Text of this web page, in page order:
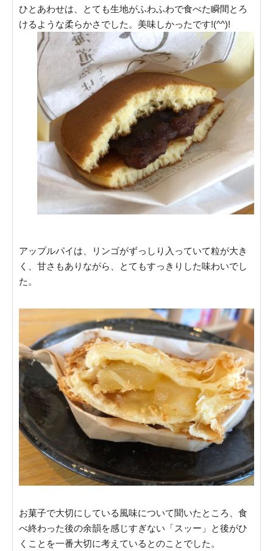
ひとあわせは、とても生地がふわふわで食べた瞬間とろ
けるような柔らかさでした。美味しかったです!(^^)!
アップルパイは、リンゴがずっしり入っていて粒が大き
く、甘さもありながら、とてもすっきりした味わいでし
た。
お菓子で大切にしている風味について聞いたところ、食
べ終わった後の余韻を感じすぎない「スッー」と後がひ
くことを一番大切に考えているとのことでした。